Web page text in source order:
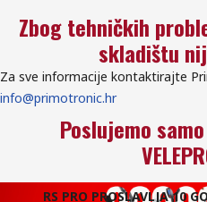
Zbog tehničkih
skladištu
Za sve informacije kontaktirajte
info@primotronic.hr
Poslujemo
RS PRO PROSLAVLJA 10